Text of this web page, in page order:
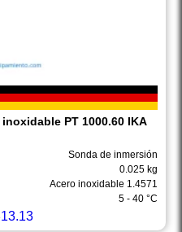
PT 1000.60 IKA
Sonda de inmersión
0.025 kg
Acero inoxidable 1.4571
5 - 40 °C